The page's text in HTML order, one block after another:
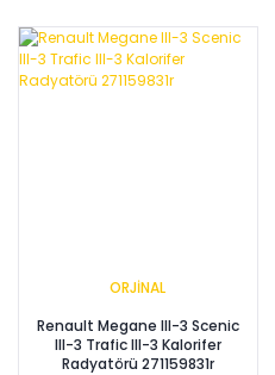
ORJİNAL
Renault Megane III-3 Scenic
III-3 Trafic III-3 Kalorifer
Radyatörü 271159831r